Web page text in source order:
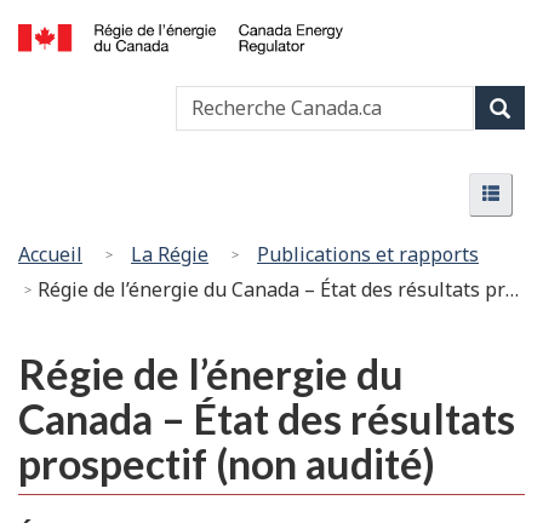
Passer
au
contenu
principal
Version
HTML
simplifiée
l’énergie
du
Canada
Vous
êtes
Accueil La Régie
Publications et rapports
Régie de l’énergie du Canada – État des résultats prospectif (non audité)
Régie de l’énergie du
Canada – État des résultats
prospectif (non audité)